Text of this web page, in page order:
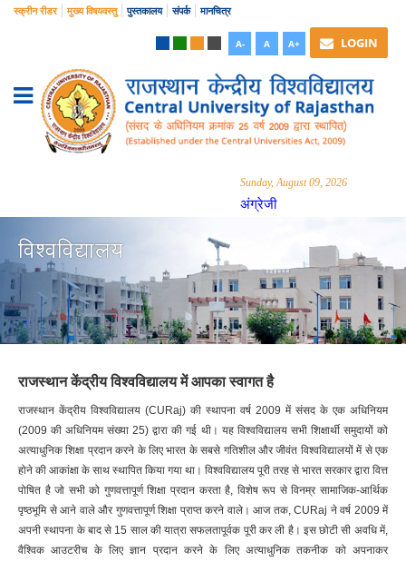
स्क्रीन रीडर मुख्य विषयवस्तु पुस्तकालय संपर्क मानचित्र
A- A A+ LOGIN
Sunday, August 09, 2026
अंग्रेजी
विश्वविद्यालय
राजस्थान केंद्रीय विश्वविद्यालय में आपका स्वागत है
राजस्थान केंद्रीय विश्वविद्यालय (CURaj) की स्थापना वर्ष 2009 में संसद के एक अधिनियम
(2009 की अधिनियम संख्या 25) द्वारा की गई थी। यह विश्वविद्यालय सभी शिक्षार्थी समुदायों को
अत्याधुनिक शिक्षा प्रदान करने के लिए भारत के सबसे गतिशील और जीवंत विश्वविद्यालयों में से एक
होने की आकांक्षा के साथ स्थापित किया गया था। विश्वविद्यालय पूरी तरह से भारत सरकार द्वारा वित्त
पोषित है जो सभी को गुणवत्तापूर्ण शिक्षा प्रदान करता है, विशेष रूप से विनम्र सामाजिक-आर्थिक
पृष्ठभूमि से आने वाले और गुणवत्तापूर्ण शिक्षा प्राप्त करने वाले। आज तक, CURaj ने वर्ष 2009 में
अपनी स्थापना के बाद से 15 साल की यात्रा सफलतापूर्वक पूरी कर ली है। इस छोटी सी अवधि में,
वैश्विक आउटरीच के लिए ज्ञान प्रदान करने के लिए अत्याधुनिक तकनीक को अपनाकर